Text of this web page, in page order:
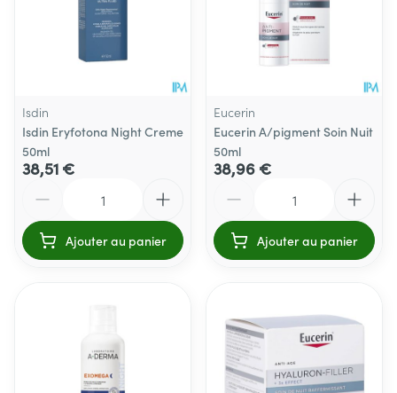
Isdin
Isdin Eryfotona Night Creme
50ml
38,51 €
Ajouter au panier
Eucerin
Eucerin A/pigment Soin Nuit
50ml
38,96 €
Ajouter au panier